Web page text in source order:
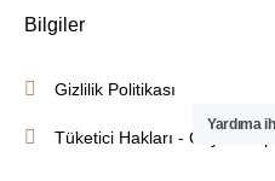
Bilgiler
Gizlilik Politikası
Tüketici Hakları - Cayma -
Yardıma